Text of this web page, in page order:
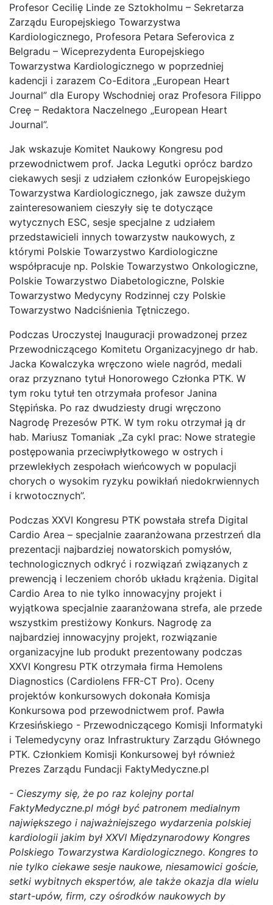
Profesor Cecilię Linde ze Sztokholmu – Sekretarza
Zarządu Europejskiego Towarzystwa
Kardiologicznego, Profesora Petara Seferovica z
Belgradu – Wiceprezydenta Europejskiego
Towarzystwa Kardiologicznego w poprzedniej
kadencji i zarazem Co-Editora „European Heart
Journal” dla Europy Wschodniej oraz Profesora Filippo
Creę – Redaktora Naczelnego „European Heart
Journal”.
Jak wskazuje Komitet Naukowy Kongresu pod
przewodnictwem prof. Jacka Legutki oprócz bardzo
ciekawych sesji z udziałem członków Europejskiego
Towarzystwa Kardiologicznego, jak zawsze dużym
zainteresowaniem cieszyły się te dotyczące
wytycznych ESC, sesje specjalne z udziałem
przedstawicieli innych towarzystw naukowych, z
którymi Polskie Towarzystwo Kardiologiczne
współpracuje np. Polskie Towarzystwo Onkologiczne,
Polskie Towarzystwo Diabetologiczne, Polskie
Towarzystwo Medycyny Rodzinnej czy Polskie
Towarzystwo Nadciśnienia Tętniczego.
Podczas Uroczystej Inauguracji prowadzonej przez
Przewodniczącego Komitetu Organizacyjnego dr hab.
Jacka Kowalczyka wręczono wiele nagród, medali
oraz przyznano tytuł Honorowego Członka PTK. W
tym roku tytuł ten otrzymała profesor Janina
Stępińska. Po raz dwudziesty drugi wręczono
Nagrodę Prezesów PTK. W tym roku otrzymał ją dr
hab. Mariusz Tomaniak „Za cykl prac: Nowe strategie
postępowania przeciwpłytkowego w ostrych i
przewlekłych zespołach wieńcowych w populacji
chorych o wysokim ryzyku powikłań niedokrwiennych
i krwotocznych”.
Podczas XXVI Kongresu PTK powstała strefa Digital
Cardio Area – specjalnie zaaranżowana przestrzeń dla
prezentacji najbardziej nowatorskich pomysłów,
technologicznych odkryć i rozwiązań związanych z
prewencją i leczeniem chorób układu krążenia. Digital
Cardio Area to nie tylko innowacyjny projekt i
wyjątkowa specjalnie zaaranżowana strefa, ale przede
wszystkim prestiżowy Konkurs. Nagrodę za
najbardziej innowacyjny projekt, rozwiązanie
organizacyjne lub produkt prezentowany podczas
XXVI Kongresu PTK otrzymała firma Hemolens
Diagnostics (Cardiolens FFR-CT Pro). Oceny
projektów konkursowych dokonała Komisja
Konkursowa pod przewodnictwem prof. Pawła
Krzesińskiego - Przewodniczącego Komisji Informatyki
i Telemedycyny oraz Infrastruktury Zarządu Głównego
PTK. Członkiem Komisji Konkursowej był również
Prezes Zarządu Fundacji FaktyMedyczne.pl
- Cieszymy się, że po raz kolejny portal
FaktyMedyczne.pl mógł być patronem medialnym
największego i najważniejszego wydarzenia polskiej
kardiologii jakim był XXVI Międzynarodowy Kongres
Polskiego Towarzystwa Kardiologicznego. Kongres to
nie tylko ciekawe sesje naukowe, niesamowici goście,
setki wybitnych ekspertów, ale także okazja dla wielu
start-upów, firm, czy ośrodków naukowych by